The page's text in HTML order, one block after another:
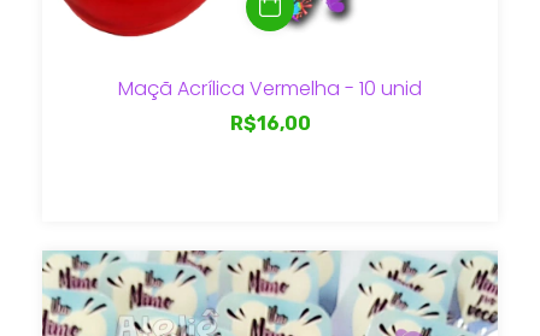
Maçã Acrílica Vermelha - 10 unid
R$16,00